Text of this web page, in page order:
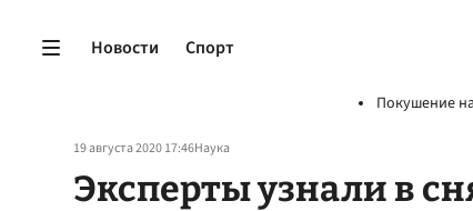
Новости Спорт
Покушение
19 августа 2020 17:46Наука
Эксперты узнали в